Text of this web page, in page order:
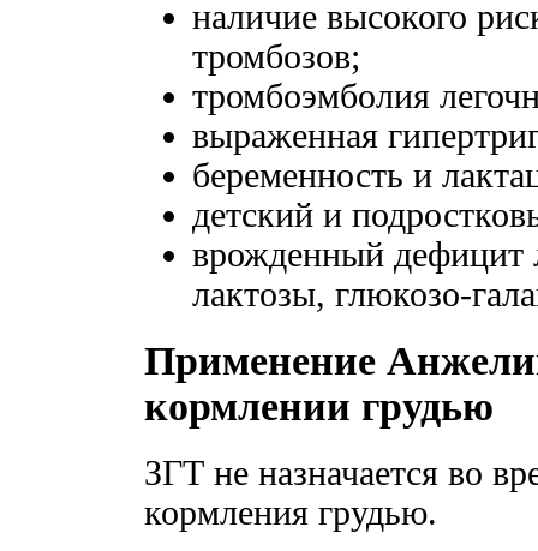
наличие высокого
тромбозов;
тромбоэмболия
выраженная
беременность и
детский и
врожденный дефицит
лактозы, глюкозо-
Применение
кормлении грудью
ЗГТ не назначается во
кормления грудью.